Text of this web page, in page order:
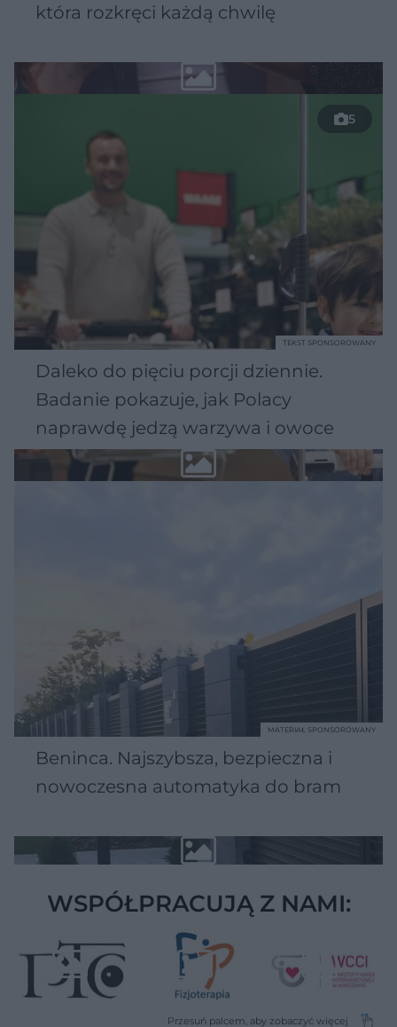
która rozkręci każdą chwilę
5
Daleko do pięciu porcji dziennie.
Badanie pokazuje, jak Polacy
naprawdę jedzą warzywa i owoce
TEKST SPONSOROWANY
Beninca. Najszybsza, bezpieczna i
nowoczesna automatyka do bram
MATERIAŁ SPONSOROWANY
WSPÓŁPRACUJĄ Z NAMI: